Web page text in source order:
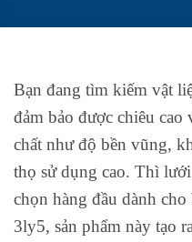
Bạn đang tìm kiếm vật
đảm bảo được chiêu cao
chất như độ bền vũng,
thọ sử dụng cao. Thì
chọn hàng đầu dành
3ly5, sản phẩm này tạo